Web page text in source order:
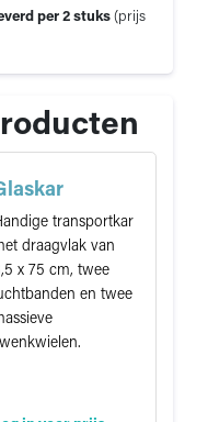
per 2 stuks (prijs
transportkar
draagvlak van
x 75 cm, twee
en twee